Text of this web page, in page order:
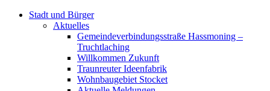
Stadt und Bürger
Aktuelles
Gemeindeverbindungsstraße Hassmoning –
Truchtlaching
Willkommen Zukunft
Traunreuter Ideenfabrik
Wohnbaugebiet Stocket